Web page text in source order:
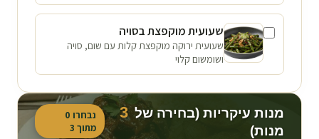
שעועית מוקפצת בסויה
שעועית ירוקה מוקפצת קלות עם שום, סויה
ושומשום קלוי
מנות עיקריות (בחירה של 3
מנות)
נבחרו 0
מתוך 3